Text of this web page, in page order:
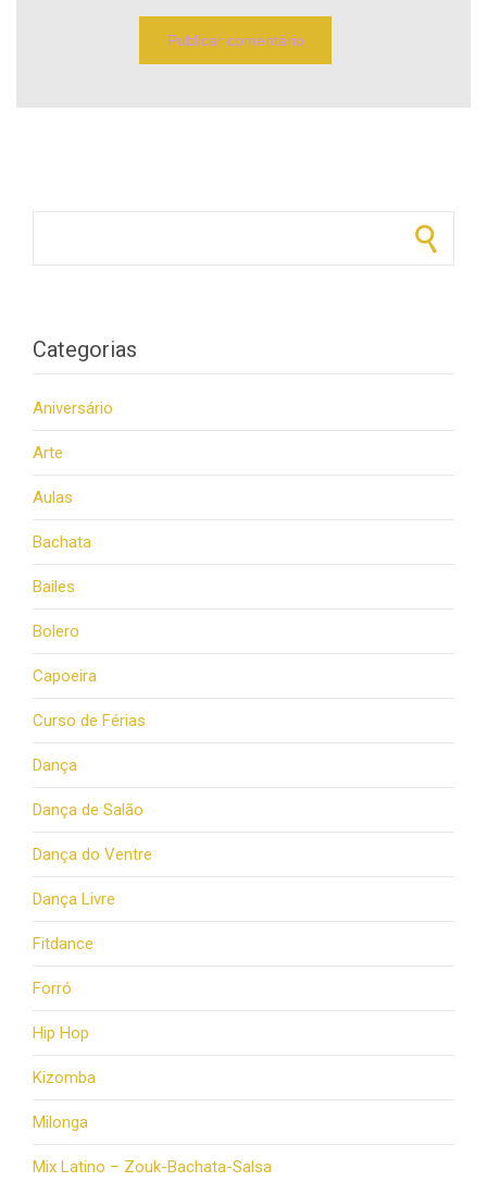
Categorias
Aniversário
Arte
Aulas
Bachata
Bailes
Bolero
Capoeira
Curso de Férias
Dança
Dança de Salão
Dança do Ventre
Dança Livre
Fitdance
Forró
Hip Hop
Kizomba
Milonga
Mix Latino – Zouk-Bachata-Salsa